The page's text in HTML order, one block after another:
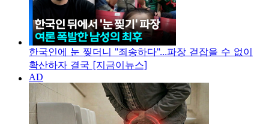
한국인에 눈 찢더니 "죄송하다"...파장 걷잡을 수 없이
확산하자 결국 [지금이뉴스]